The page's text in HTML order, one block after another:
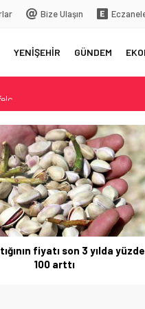
Bize Ulaşın
YENİŞEHİR GÜNDEM
gelecek
bıraktığı yazı…
yaşandı
ticaret imalat sektörünün